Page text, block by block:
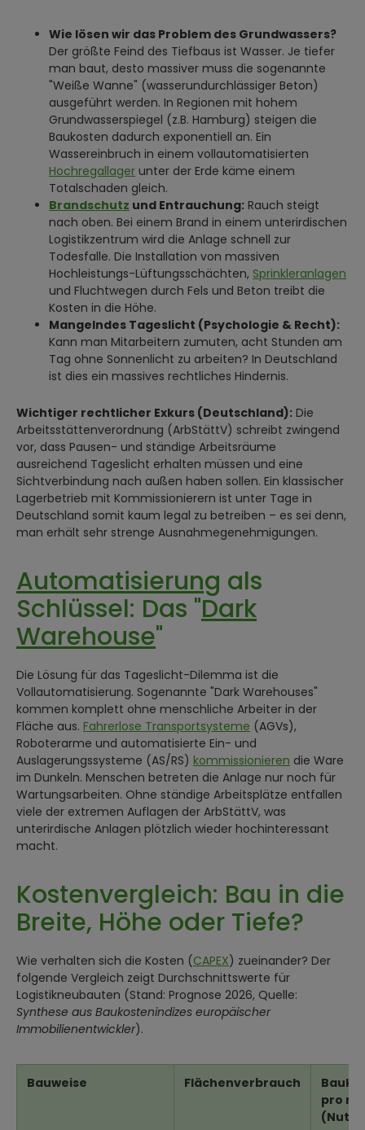
Wie lösen wir das Problem des Grundwassers?
Der größte Feind des Tiefbaus ist Wasser. Je tiefer
man baut, desto massiver muss die sogenannte
"Weiße Wanne" (wasserundurchlässiger Beton)
ausgeführt werden. In Regionen mit hohem
Grundwasserspiegel (z.B. Hamburg) steigen die
Baukosten dadurch exponentiell an. Ein
Wassereinbruch in einem vollautomatisierten
Hochregallager unter der Erde käme einem
Totalschaden gleich.
Brandschutz und Entrauchung: Rauch steigt
nach oben. Bei einem Brand in einem unterirdischen
Logistikzentrum wird die Anlage schnell zur
Todesfalle. Die Installation von massiven
Hochleistungs-Lüftungsschächten, Sprinkleranlagen
und Fluchtwegen durch Fels und Beton treibt die
Kosten in die Höhe.
Mangelndes Tageslicht (Psychologie & Recht):
Kann man Mitarbeitern zumuten, acht Stunden am
Tag ohne Sonnenlicht zu arbeiten? In Deutschland
ist dies ein massives rechtliches Hindernis.
Wichtiger rechtlicher Exkurs (Deutschland): Die
Arbeitsstättenverordnung (ArbStättV) schreibt zwingend
vor, dass Pausen- und ständige Arbeitsräume
ausreichend Tageslicht erhalten müssen und eine
Sichtverbindung nach außen haben sollen. Ein klassischer
Lagerbetrieb mit Kommissionierern ist unter Tage in
Deutschland somit kaum legal zu betreiben – es sei denn,
man erhält sehr strenge Ausnahmegenehmigungen.
Automatisierung als
Schlüssel: Das "Dark
Warehouse"
Die Lösung für das Tageslicht-Dilemma ist die
Vollautomatisierung. Sogenannte "Dark Warehouses"
kommen komplett ohne menschliche Arbeiter in der
Fläche aus. Fahrerlose Transportsysteme (AGVs),
Roboterarme und automatisierte Ein- und
Auslagerungssysteme (AS/RS) kommissionieren die Ware
im Dunkeln. Menschen betreten die Anlage nur noch für
Wartungsarbeiten. Ohne ständige Arbeitsplätze entfallen
viele der extremen Auflagen der ArbStättV, was
unterirdische Anlagen plötzlich wieder hochinteressant
macht.
Kostenvergleich: Bau in die
Breite, Höhe oder Tiefe?
Wie verhalten sich die Kosten (CAPEX) zueinander? Der
folgende Vergleich zeigt Durchschnittswerte für
Logistikneubauten (Stand: Prognose 2026, Quelle:
Synthese aus Baukostenindizes europäischer
Immobilienentwickler).
Bauweise Flächenverbrauch
pro m²